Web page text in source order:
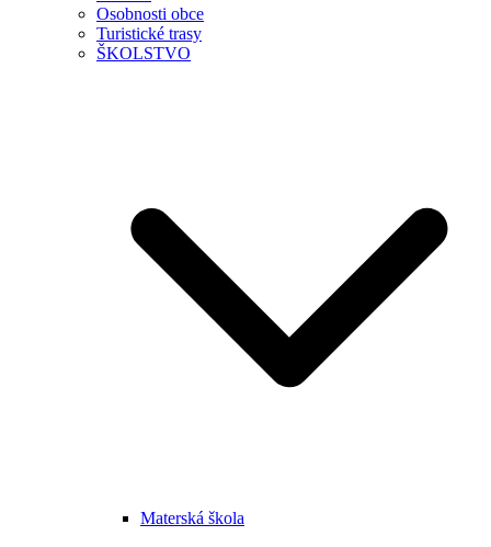
Osobnosti obce
Turistické trasy
ŠKOLSTVO
Materská škola